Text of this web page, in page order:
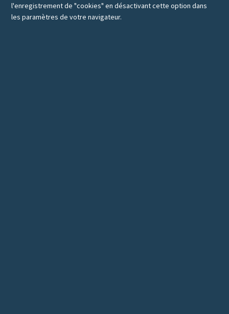
l'enregistrement de "cookies" en désactivant cette option dans
les paramètres de votre navigateur.